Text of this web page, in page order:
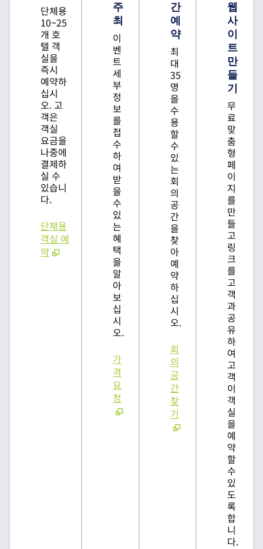
단체용
10~25
개 호
텔 객
실을
즉시
예약하
십시
오. 고
객은
객실
요금을
나중에
결제하
실 수
있습니
다.
단체용
객실 예
약
주
최
이
벤
트
세
부
정
보
를
접
수
하
여
받
을
수
있
는
혜
택
을
알
아
보
십
시
오.
가
격
요
청
간
예
약
최
대
35
명
을
수
용
할
수
있
는
회
의
공
간
을
찾
아
예
약
하
십
시
오.
회
의
공
간
찾
기
웹
사
이
트
만
들
기
무
료
맞
춤
형
페
이
지
를
만
들
고
링
크
를
고
객
과
공
유
하
여
고
객
이
객
실
을
예
약
할
수
있
도
록
합
니
다.